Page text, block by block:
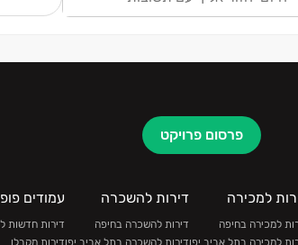
פרסום פרויקט
למכירה
למכירה בחיפה
למכירה בתל אביב יפו
דירות להשכרה
דירות להשכרה בחיפה
דירות להשכרה בתל אביב יפו
עמודים
דירות חדשות
דירות מקבלן